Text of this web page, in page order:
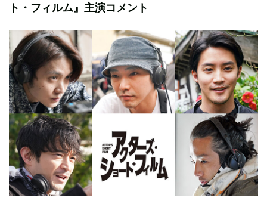
ト・フィルム』主演コメント